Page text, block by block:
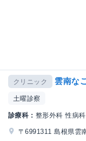
クリニック 雲南な
土曜診察
診療科： 整形外科 性病
〒6991311 島根県雲